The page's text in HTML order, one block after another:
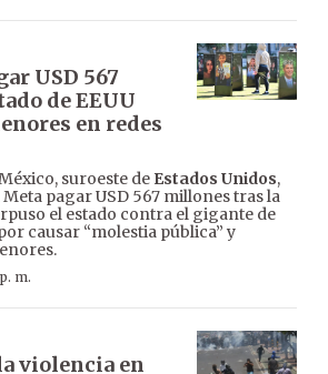
USD 567
de EEUU
en redes
suroeste de Estados Unidos,
pagar USD 567 millones tras la
el estado contra el gigante de
causar “molestia pública” y
m.
violencia en